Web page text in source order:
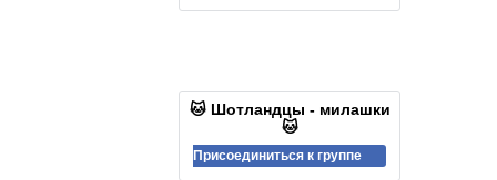
🐱 Шотландцы - милашки
🐱
Присоединиться к группе